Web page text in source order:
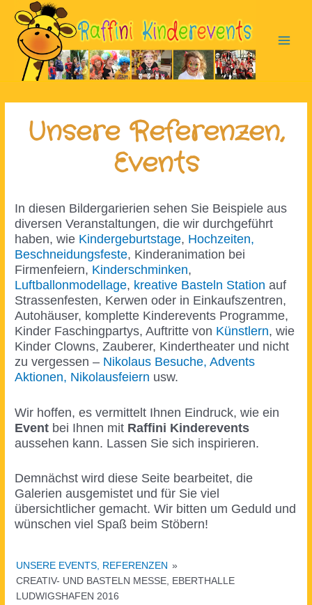
Inhalt
springen
Unsere Referenzen,
Events
In diesen Bildergarierien sehen Sie Beispiele aus
diversen Veranstaltungen, die wir durchgeführt
haben, wie Kindergeburtstage, Hochzeiten,
Beschneidungsfeste, Kinderanimation bei
Firmenfeiern, Kinderschminken,
Luftballonmodellage, kreative Basteln Station auf
Strassenfesten, Kerwen oder in Einkaufszentren,
Autohäuser, komplette Kinderevents Programme,
Kinder Faschingpartys, Auftritte von Künstlern, wie
Kinder Clowns, Zauberer, Kindertheater und nicht
zu vergessen – Nikolaus Besuche, Advents
Aktionen, Nikolausfeiern usw.
Wir hoffen, es vermittelt Ihnen Eindruck, wie ein
Event bei Ihnen mit Raffini Kinderevents
aussehen kann. Lassen Sie sich inspirieren.
Demnächst wird diese Seite bearbeitet, die
Galerien ausgemistet und für Sie viel
übersichtlicher gemacht. Wir bitten um Geduld und
wünschen viel Spaß beim Stöbern!
UNSERE EVENTS, REFERENZEN »
CREATIV- UND BASTELN MESSE, EBERTHALLE
LUDWIGSHAFEN 2016